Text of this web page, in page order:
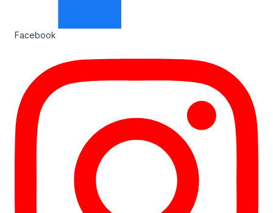
Facebook